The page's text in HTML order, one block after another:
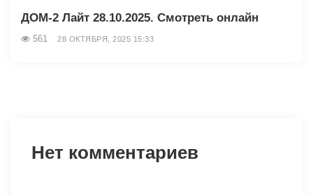
ДОМ-2 Лайт 28.10.2025. Смотреть онлайн
561 28 ОКТЯБРЯ, 2025 15:33
Нет комментариев